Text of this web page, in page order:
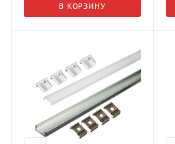
В КОРЗИНУ